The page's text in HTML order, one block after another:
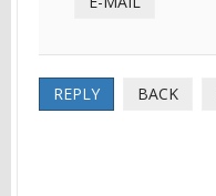
REPLY BACK